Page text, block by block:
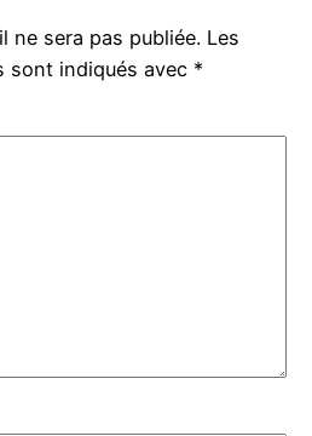
ne sera pas publiée. Les
sont indiqués avec *